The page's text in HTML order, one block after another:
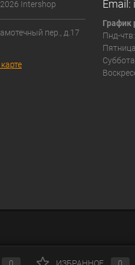
Intershop
пер., д.17
Email:
График
Пнд-
0 ИЗБРАННОЕ 0